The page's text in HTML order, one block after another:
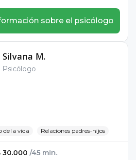
sobre el psicólogo
Silvana M.
Psicólogo
de la vida Relaciones padres-hijos
30.000 /45 min.